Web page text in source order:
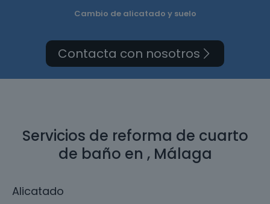
Cambio de alicatado y suelo
Contacta con nosotros
Servicios de reforma de cuarto
de baño en , Málaga
Alicatado